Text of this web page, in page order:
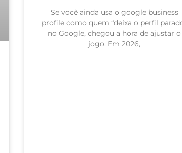
Se você ainda usa o google business
profile como quem “deixa o perfil
no Google, chegou a hora de ajustar o
jogo. Em 2026,